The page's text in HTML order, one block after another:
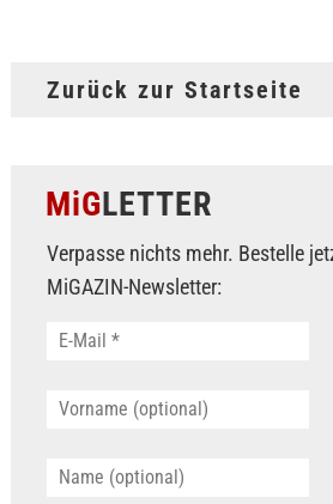
Zurück zur Startseite
MiGLETTER
Verpasse nichts mehr. Bestelle
MiGAZIN-Newsletter: